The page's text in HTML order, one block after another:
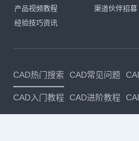
产品视频教程
经验技巧资讯
渠道伙伴招募
CAD热门搜索 CAD常见问题
CAD入门教程 CAD进阶教程